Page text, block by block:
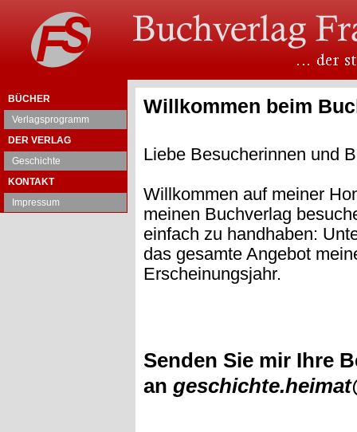
BÜCHER
Verlagsprogramm
DER VERLAG
Geschichte
KONTAKT
Impressum
Willkommen beim
Liebe Besucherinnen und
Willkommen auf meiner
meinen Buchverlag
einfach zu handhaben:
das gesamte Angebot
Erscheinungsjahr.
Senden Sie mir Ihre
an